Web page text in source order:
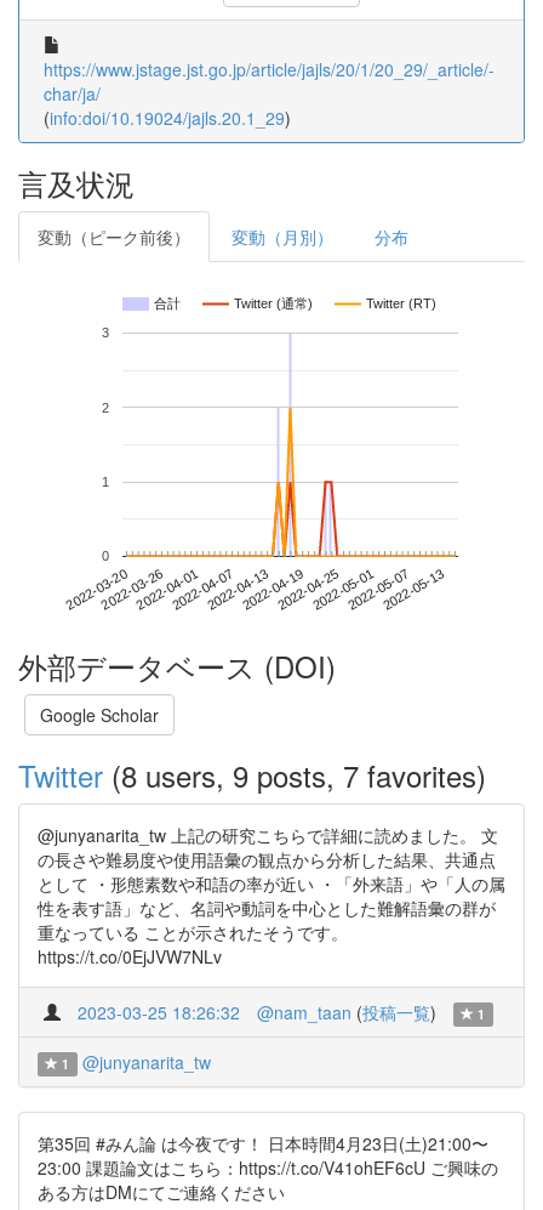
https://www.jstage.jst.go.jp/article/jajls/20/1/20_29/_article/-
char/ja/
(info:doi/10.19024/jajls.20.1_29)
言及状況
変動（ピーク前後） 変動（月別） 分布
合計 Twitter (通常) Twitter (RT)
2022-03-202022-03-262022-04-012022-04-072022-04-132022-04-192022-04-252022-05-012022-05-072022-05-13
0
1
2
3
外部データベース (DOI)
Google Scholar
Twitter (8 users, 9 posts, 7 favorites)
@junyanarita_tw 上記の研究こちらで詳細に読めました。 文
の長さや難易度や使用語彙の観点から分析した結果、共通点
として ・形態素数や和語の率が近い ・「外来語」や「人の属
性を表す語」など、名詞や動詞を中心とした難解語彙の群が
重なっている ことが示されたそうです。
https://t.co/0EjJVW7NLv
2023-03-25 18:26:32 @nam_taan (投稿一覧) 1
1 @junyanarita_tw
第35回 #みん論 は今夜です！ 日本時間4月23日(土)21:00〜
23:00 課題論文はこちら：https://t.co/V41ohEF6cU ご興味の
ある方はDMにてご連絡ください